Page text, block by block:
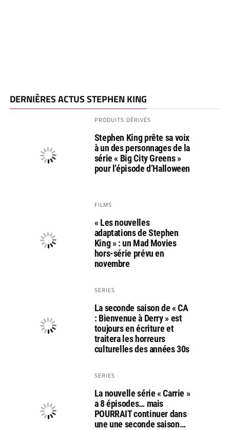
DERNIÈRES ACTUS STEPHEN KING
PRODUITS DÉRIVÉS
Stephen King prête sa voix
à un des personnages de la
série « Big City Greens »
pour l’épisode d’Halloween
FILMS
« Les nouvelles
adaptations de Stephen
King » : un Mad Movies
hors-série prévu en
novembre
SERIES
La seconde saison de « CA
: Bienvenue à Derry » est
toujours en écriture et
traitera les horreurs
culturelles des années 30s
SERIES
La nouvelle série « Carrie »
a 8 épisodes… mais
POURRAIT continuer dans
une une seconde saison…